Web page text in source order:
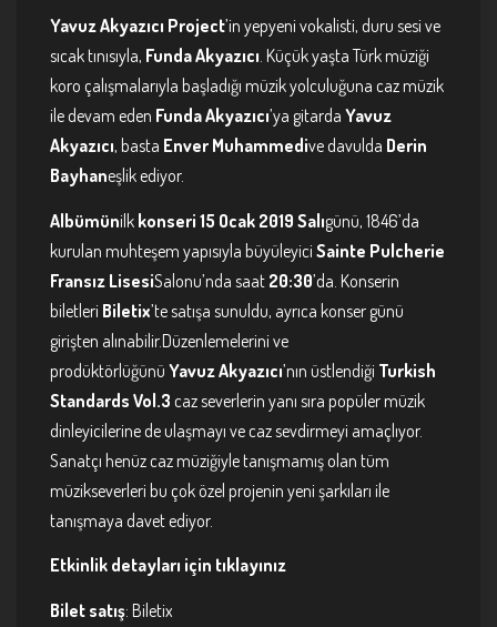
Yavuz Akyazıcı Project’in yepyeni vokalisti, duru sesi ve
sıcak tınısıyla, Funda Akyazıcı. Küçük yaşta Türk müziği
koro çalışmalarıyla başladığı müzik yolculuğuna caz müzik
ile devam eden Funda Akyazıcı’ya gitarda Yavuz
Akyazıcı, basta Enver Muhammedive davulda Derin
Bayhaneşlik ediyor.
Albümünilk konseri 15 Ocak 2019 Salıgünü, 1846’da
kurulan muhteşem yapısıyla büyüleyici Sainte Pulcherie
Fransız LisesiSalonu’nda saat 20:30’da. Konserin
biletleri Biletix’te satışa sunuldu, ayrıca konser günü
girişten alınabilir.Düzenlemelerini ve
prodüktörlüğünü Yavuz Akyazıcı’nın üstlendiği Turkish
Standards Vol.3 caz severlerin yanı sıra popüler müzik
dinleyicilerine de ulaşmayı ve caz sevdirmeyi amaçlıyor.
Sanatçı henüz caz müziğiyle tanışmamış olan tüm
müzikseverleri bu çok özel projenin yeni şarkıları ile
tanışmaya davet ediyor.
Etkinlik detayları için tıklayınız
Bilet satış: Biletix